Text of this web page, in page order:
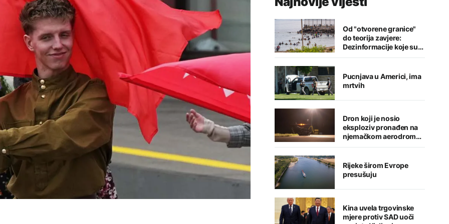
Od "otvorene granice"
do teorija zavjere:
Dezinformacije koje su
pratile krizu u Seuti
Pucnjava u Americi, ima
mrtvih
Dron koji je nosio
eksploziv pronađen na
njemačkom aerodromu,
sumnja se na Rusiju
Rijeke širom Evrope
presušuju
Kina uvela trgovinske
mjere protiv SAD uoči